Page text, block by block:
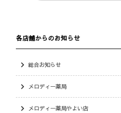
各店舗からのお知らせ
総合お知らせ
メロディー薬局
メロディー薬局やよい店